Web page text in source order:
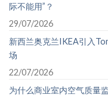
际不能用”？
29/07/2026
新西兰奥克兰IKEA引入
场
22/07/2026
为什么商业室内空气质量